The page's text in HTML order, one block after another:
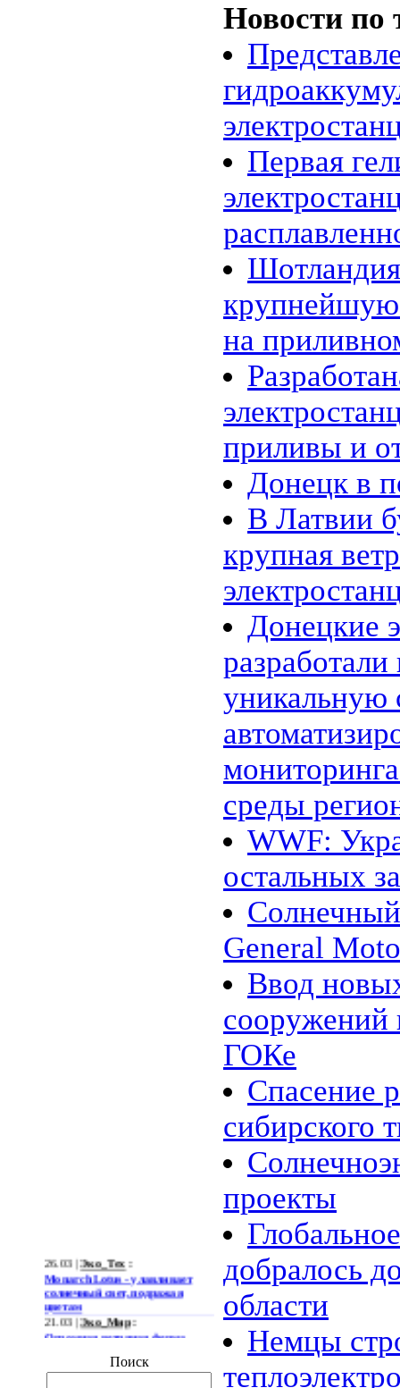
Monarch Lotus - улавливает
солнечный свет, подражая
цветам
21.03 |Эко_Мир
Огромная ветряная ферма
позволит Южной Корее
отказаться от импорта энергии
19.03 |Эко_Мир:
Поиск
Новости по
Первая
крупнейшую
на
приливы и
Донецк в
В Латвии
крупная
Донецкие
уникальную
среды
WWF:
остальных
Солнечный
General
Ввод
сооружений
ГОКе
Спасение
сибирского
проекты
добралось
области
Немцы